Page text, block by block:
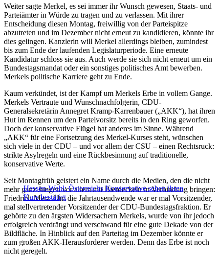
Weiter sagte Merkel, es sei immer ihr Wunsch gewesen, Staats- und
Parteiämter in Würde zu tragen und zu verlassen. Mit ihrer
Entscheidung diesen Montag, freiwillig von der Parteispitze
abzutreten und im Dezember nicht erneut zu kandidieren, könnte ihr
dies gelingen. Kanzlerin will Merkel allerdings bleiben, zumindest
bis zum Ende der laufenden Legislaturperiode. Eine erneute
Kandidatur schloss sie aus. Auch werde sie sich nicht erneut um ein
Bundestagsmandat oder ein sonstiges politisches Amt bewerben.
Merkels politische Karriere geht zu Ende.
Kaum verkündet, ist der Kampf um Merkels Erbe in vollem Gange.
Merkels Vertraute und Wunschnachfolgerin, CDU-
Generalsekretärin Annegret Kramp-Karrenbauer („AKK“), hat ihren
Hut im Rennen um den Parteivorsitz bereits in den Ring geworfen.
Doch der konservative Flügel hat anderes im Sinne. Während
„AKK“ für eine Fortsetzung des Merkel-Kurses steht, wünschen
sich viele in der CDU – und vor allem der CSU – einen Rechtsruck:
strikte Asylregeln und eine Rückbesinnung auf traditionelle,
konservative Werte.
Hessen-Wahl: Österreichs Konservative sehen ihren
Kurs bestätigt
Seit Montagfrüh geistert ein Name durch die Medien, den die nicht
mehr ganz Jungen vor allem mit Bierdeckeln in Verbindung bringen:
Friedrich Merz. Um die Jahrtausendwende war er mal Vorsitzender,
mal stellvertretender Vorsitzender der CDU-Bundestagsfraktion. Er
gehörte zu den ärgsten Widersachern Merkels, wurde von ihr jedoch
erfolgreich verdrängt und verschwand für eine gute Dekade von der
Bildfläche. In Hinblick auf den Parteitag im Dezember könnte er
zum großen AKK-Herausforderer werden. Denn das Erbe ist noch
nicht geregelt.